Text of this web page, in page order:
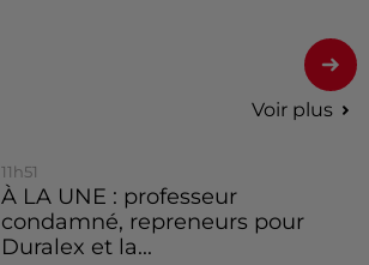
Voir plus
11h51
À LA UNE : professeur
condamné, repreneurs pour
Duralex et la...